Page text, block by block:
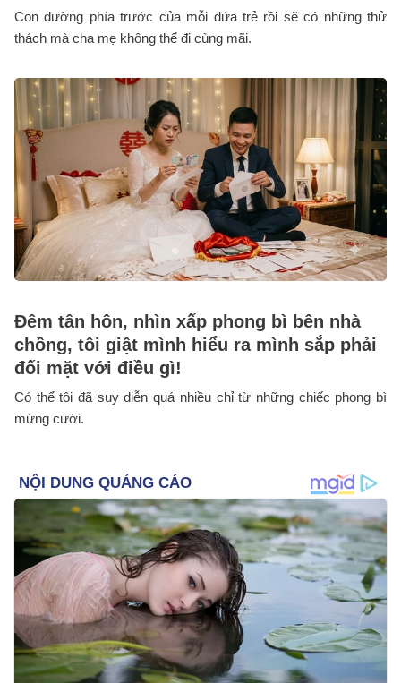
Con đường phía trước của mỗi đứa trẻ rồi sẽ có những thử
thách mà cha mẹ không thể đi cùng mãi.
Đêm tân hôn, nhìn xấp phong bì bên nhà
chồng, tôi giật mình hiểu ra mình sắp phải
đối mặt với điều gì!
Có thể tôi đã suy diễn quá nhiều chỉ từ những chiếc phong bì
mừng cưới.